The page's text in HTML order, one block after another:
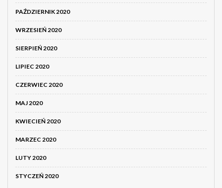
PAŹDZIERNIK 2020
WRZESIEŃ 2020
SIERPIEŃ 2020
LIPIEC 2020
CZERWIEC 2020
MAJ 2020
KWIECIEŃ 2020
MARZEC 2020
LUTY 2020
STYCZEŃ 2020